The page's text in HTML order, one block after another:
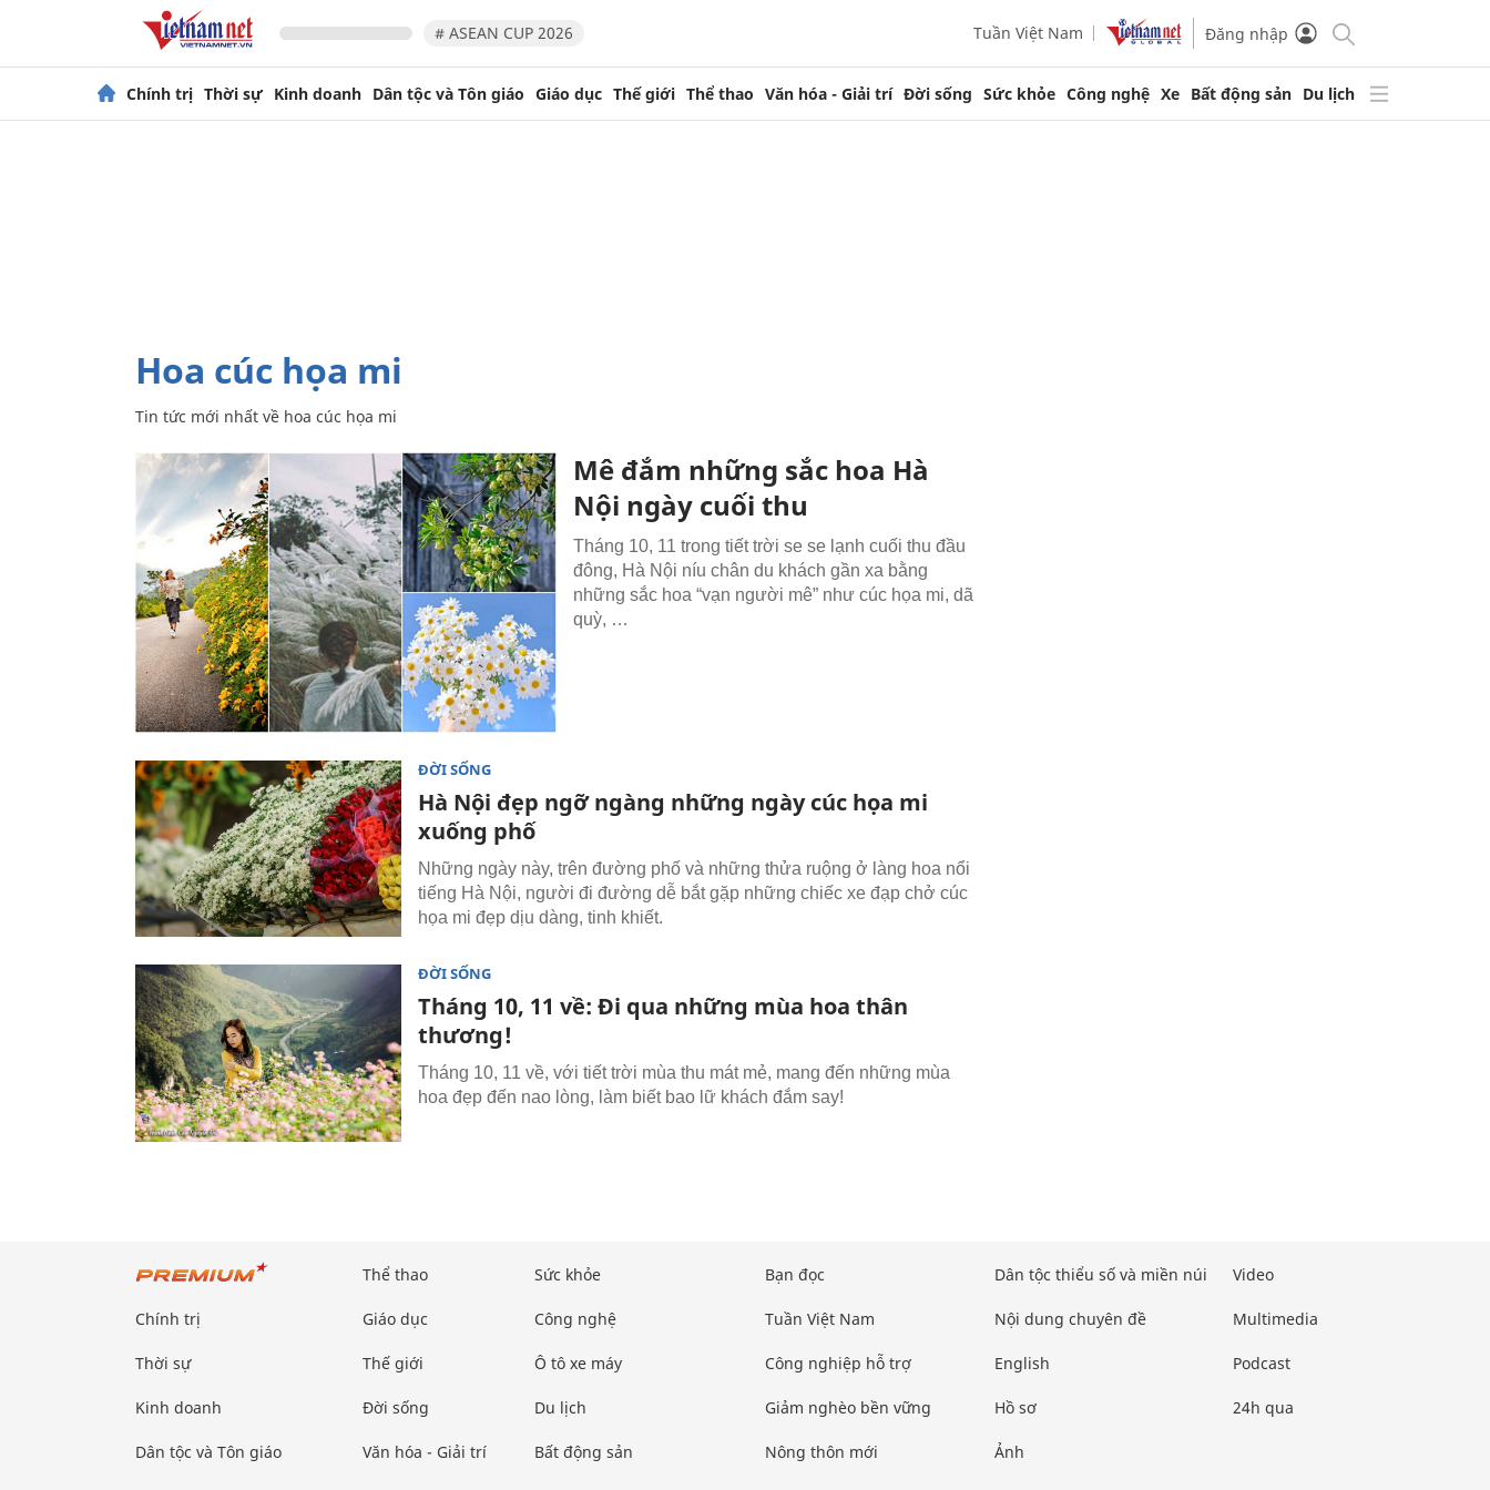
# ASEAN CUP 2026 Tuần Việt Nam Đăng nhập
Chính trị Thời sự Kinh doanh Dân tộc và Tôn giáo Giáo dục Thế giới Thể thao Văn hóa - Giải trí Đời sống Sức khỏe Công nghệ Xe Bất động sản Du lịch
hoa cúc họa mi
Tin tức mới nhất về hoa cúc họa mi
Mê đắm những sắc hoa Hà
Nội ngày cuối thu
Tháng 10, 11 trong tiết trời se se lạnh cuối thu đầu
đông, Hà Nội níu chân du khách gần xa bằng
những sắc hoa “vạn người mê” như cúc họa mi, dã
quỳ, …
ĐỜI SỐNG
Hà Nội đẹp ngỡ ngàng những ngày cúc họa mi
xuống phố
Những ngày này, trên đường phố và những thửa ruộng ở làng hoa nổi
tiếng Hà Nội, người đi đường dễ bắt gặp những chiếc xe đạp chở cúc
họa mi đẹp dịu dàng, tinh khiết.
ĐỜI SỐNG
Tháng 10, 11 về: Đi qua những mùa hoa thân
thương!
Tháng 10, 11 về, với tiết trời mùa thu mát mẻ, mang đến những mùa
hoa đẹp đến nao lòng, làm biết bao lữ khách đắm say!
Chính trị
Thời sự
Kinh doanh
Dân tộc và Tôn giáo
Thể thao
Giáo dục
Thế giới
Đời sống
Văn hóa - Giải trí
Sức khỏe
Công nghệ
Ô tô xe máy
Du lịch
Bất động sản
Bạn đọc
Tuần Việt Nam
Công nghiệp hỗ trợ
Giảm nghèo bền vững
Nông thôn mới
Dân tộc thiểu số và miền núi
Nội dung chuyên đề
English
Hồ sơ
Ảnh
Video
Multimedia
Podcast
24h qua